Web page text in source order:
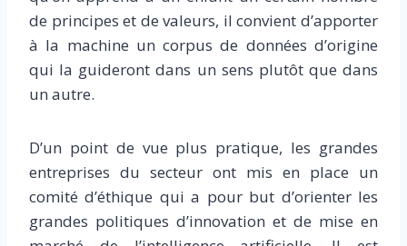
de principes et de valeurs, il convient d’apporter
à la machine un corpus de données d’origine
qui la guideront dans un sens plutôt que dans
un autre.
D’un point de vue plus pratique, les grandes
entreprises du secteur ont mis en place un
comité d’éthique qui a pour but d’orienter les
grandes politiques d’innovation et de mise en